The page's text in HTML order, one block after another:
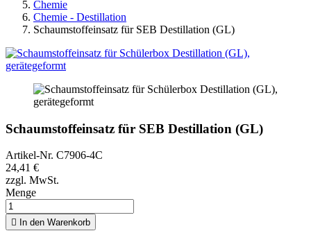
Chemie
Chemie - Destillation
Schaumstoffeinsatz für SEB Destillation (GL)
Schaumstoffeinsatz für SEB Destillation (GL)
Artikel-Nr. C7906-4C
24,41 €
zzgl. MwSt.
Menge
 In den Warenkorb